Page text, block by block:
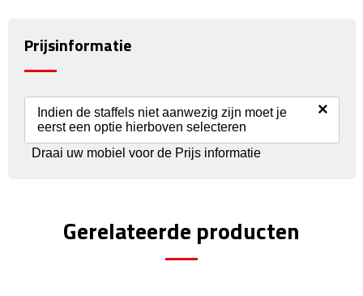
Auto Accessoires
Auto luchtverfrissers
Auto onderhoud
Prijsinformatie
Indien de staffels niet aanwezig zijn moet je
eerst een optie hierboven selecteren
×
Draai uw mobiel voor de Prijs informatie
Gerelateerde producten